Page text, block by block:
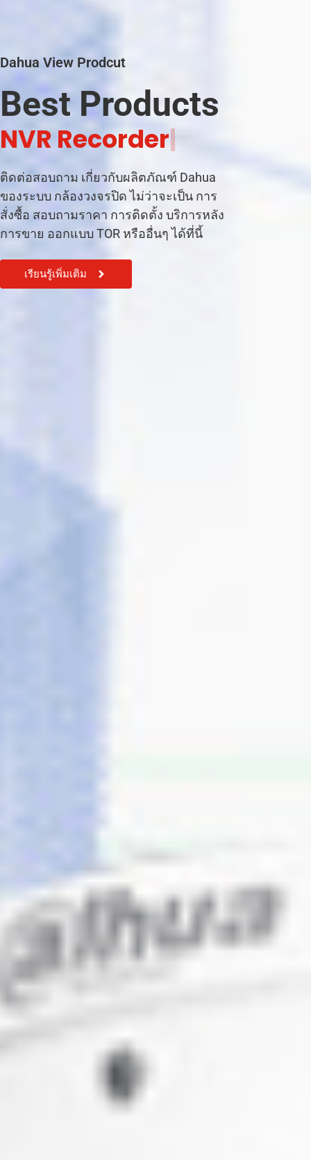
Dahua View Prodcut
Best Products
CC|
ติดต่อสอบถาม เกี่ยวกับผลิตภัณฑ์ Dahua
ของระบบ กล้องวงจรปิด ไม่ว่าจะเป็น การ
สั่งซื้อ สอบถามราคา การติดตั้ง บริการหลัง
การขาย ออกแบบ TOR หรืออื่นๆ ได้ที่นี้
เรียนรู้เพิ่มเติม